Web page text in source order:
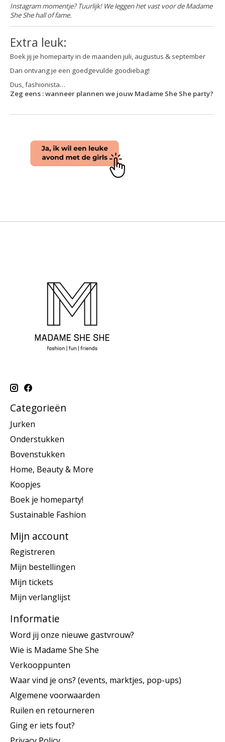
Instagram momentje? Tuurlijk! We leggen het vast voor de Madame
She She hall of fame.
Extra leuk:
Boek jij je homeparty in de maanden juli, augustus & september
Dan ontvang je een goedgevulde goodiebag!
Dus, fashionista…
Zeg eens : wanneer plannen we jouw Madame She She party?
Categorieën
Jurken
Onderstukken
Bovenstukken
Home, Beauty & More
Koopjes
Boek je homeparty!
Sustainable Fashion
Mijn account
Registreren
Mijn bestellingen
Mijn tickets
Mijn verlanglijst
Informatie
Word jij onze nieuwe gastvrouw?
Wie is Madame She She
Verkooppunten
Waar vind je ons? (events, marktjes, pop-ups)
Algemene voorwaarden
Ruilen en retourneren
Ging er iets fout?